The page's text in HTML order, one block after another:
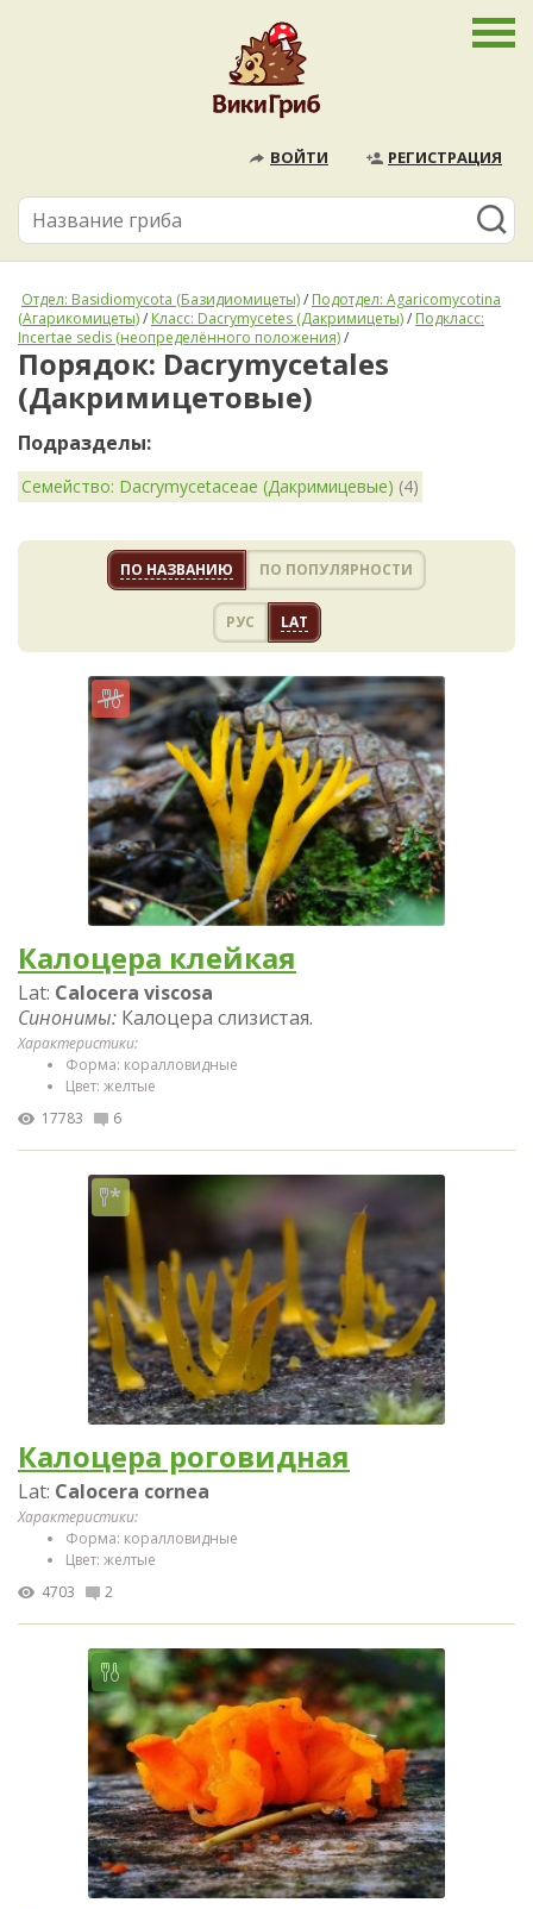
ВОЙТИ РЕГИСТРАЦИЯ
Отдел: Basidiomycota (Базидиомицеты)/ Подотдел: Agaricomycotina
(Агарикомицеты)/ Класс: Dacrymycetes (Дакримицеты)/ Подкласс:
Incertae sedis (неопределённого положения)/
Порядок: Dacrymycetales
(Дакримицетовые)
Подразделы:
Семейство: Dacrymycetaceae (Дакримицевые) (4)
ПО НАЗВАНИЮ ПО ПОПУЛЯРНОСТИ
РУС LAT
Калоцера клейкая
Lat: Calocera viscosa
Синонимы: Калоцера слизистая.
Характеристики:
Форма: коралловидные
Цвет: желтые
17783
6
Калоцера роговидная
Lat: Calocera cornea
Характеристики:
Форма: коралловидные
Цвет: желтые
4703
2